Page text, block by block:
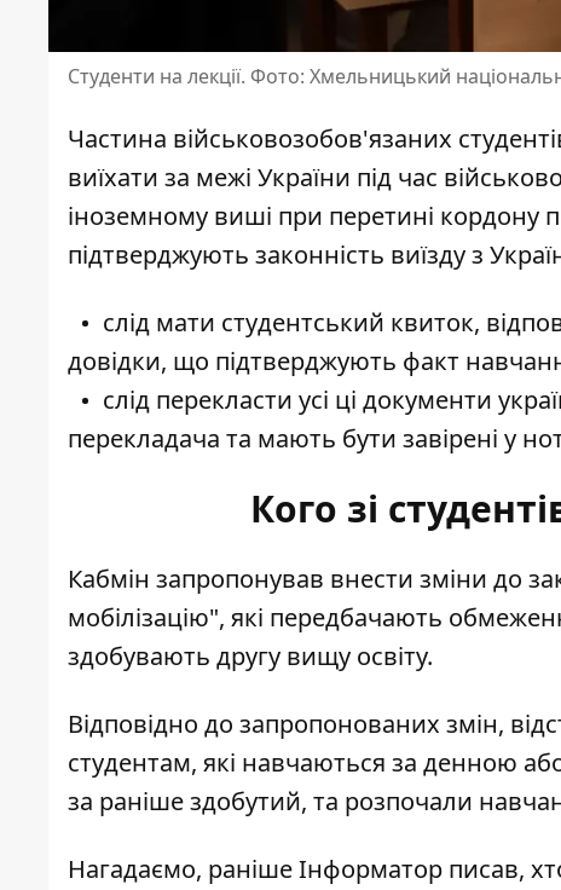
Студенти на лекції. Фото: Хмельницький
Частина військовозобов'язаних
виїхати за межі України під час
іноземному виші при перетині кордону
підтверджують законність виїзду з
слід мати студентський квиток,
довідки, що підтверджують факт
слід перекласти усі ці документи
перекладача та мають бути завірені у
Кого зі
Кабмін запропонував внести зміни до
мобілізацію", які передбачають
здобувають другу вищу освіту.
Відповідно до запропонованих змін,
студентам, які навчаються за денною
за раніше здобутий, та розпочали
Нагадаємо, раніше Інформатор писав,